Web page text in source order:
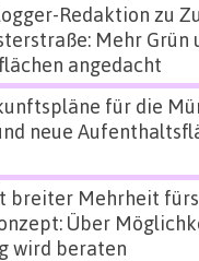
Redaktion zu
Mehr Grün
angedacht
für die
neue
breiter Mehrheit fürs
Über
wird beraten